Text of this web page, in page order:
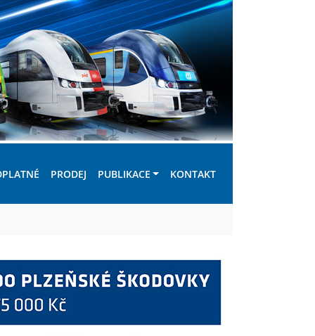
PRODEJ PUBLIKACE KONTAKT